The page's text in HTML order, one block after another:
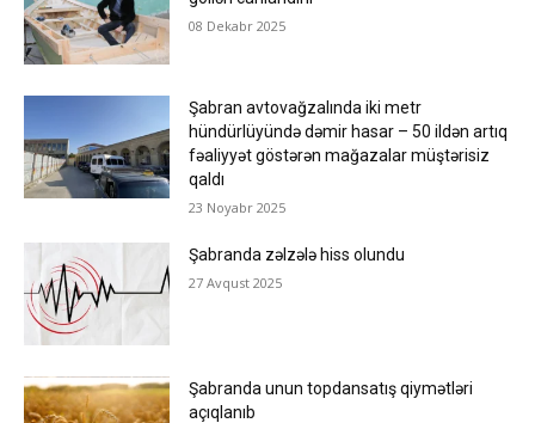
08 Dekabr 2025
Şabran avtovağzalında iki metr
hündürlüyündə dəmir hasar – 50 ildən artıq
fəaliyyət göstərən mağazalar müştərisiz
qaldı
23 Noyabr 2025
Şabranda zəlzələ hiss olundu
27 Avqust 2025
Şabranda unun topdansatış qiymətləri
açıqlanıb